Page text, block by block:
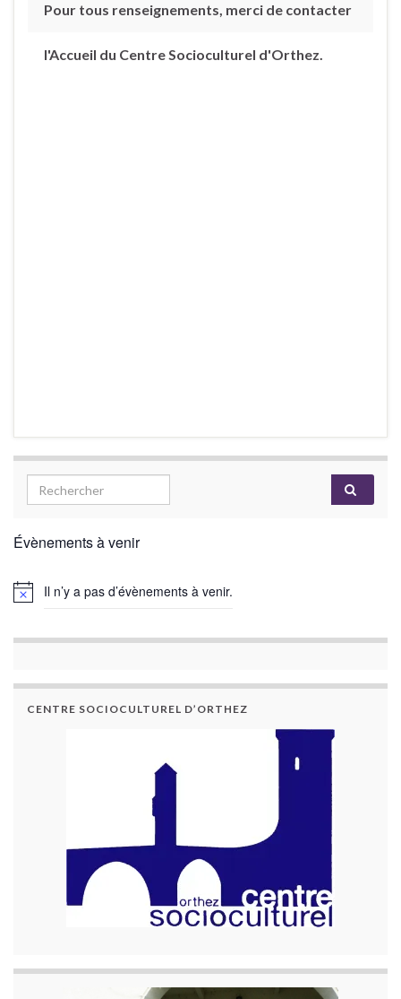
Pour tous renseignements, merci de contacter
l'Accueil du Centre Socioculturel d'Orthez.
Évènements à venir
Il n’y a pas d’évènements à venir.
CENTRE SOCIOCULTUREL D’ORTHEZ